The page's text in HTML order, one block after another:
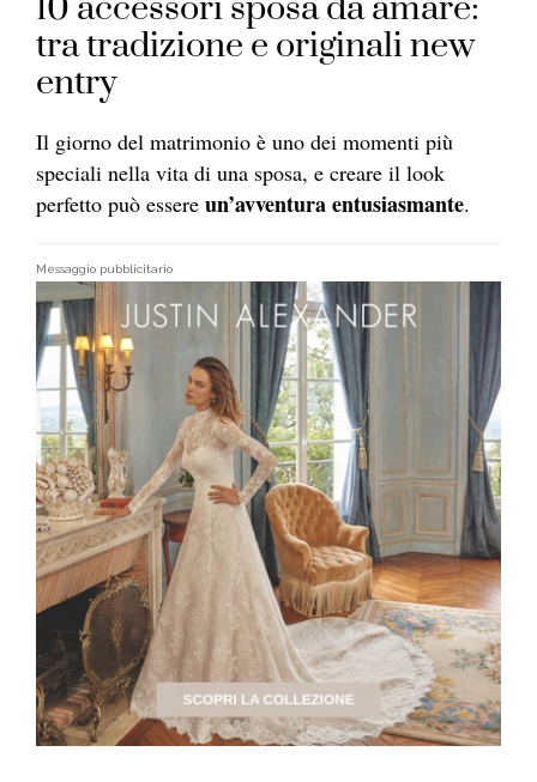
10 accessori sposa da amare:
tra tradizione e originali new
entry
Il giorno del matrimonio è uno dei momenti più
speciali nella vita di una sposa, e creare il look
perfetto può essere un’avventura entusiasmante.
Messaggio pubblicitario